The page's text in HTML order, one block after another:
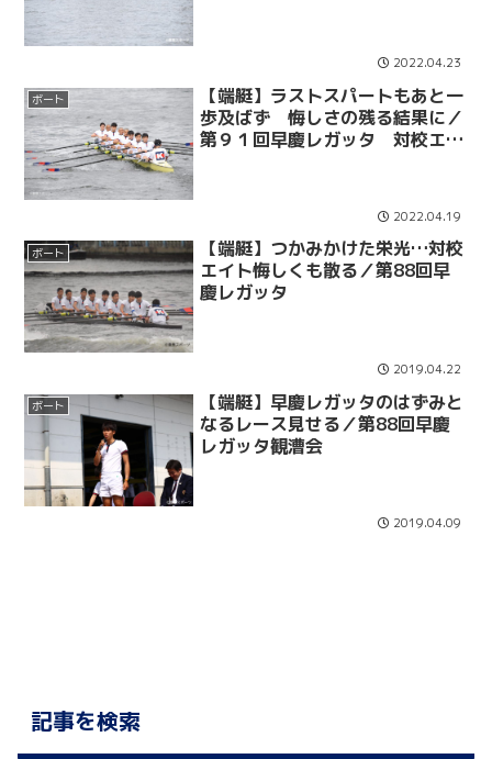
2022.04.23
ボート
【端艇】ラストスパートもあと一
歩及ばず 悔しさの残る結果に／
第９１回早慶レガッタ 対校エイ
2022.04.19
ボート
【端艇】つかみかけた栄光…対校
エイト悔しくも散る／第88回早
慶レガッタ
2019.04.22
ボート
【端艇】早慶レガッタのはずみと
なるレース見せる／第88回早慶
レガッタ観漕会
2019.04.09
記事を検索